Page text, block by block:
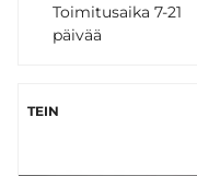
Toimitusaika 7-21
päivää
TEIN